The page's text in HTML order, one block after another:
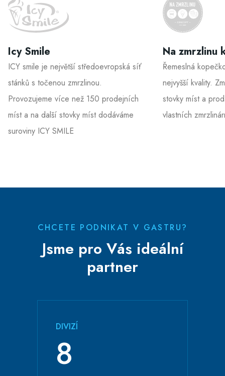
Icy Smile
ICY smile je největší středoevropská síť
stánků s točenou zmrzlinou.
Provozujeme více než 150 prodejních
míst a na další stovky míst dodáváme
suroviny ICY SMILE
Na zmrzlinu
Řemeslná
nejvyšší kvality.
stovky míst a
vlastních
Jsme pro Vás ideální
partner
CHCETE PODNIKAT V GASTRU?
DIVIZÍ
8